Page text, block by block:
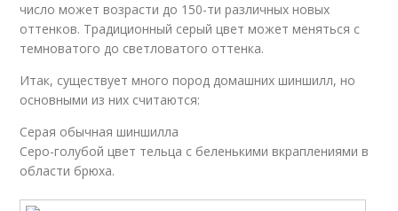
число может возрасти до 150-ти различных новых
оттенков. Традиционный серый цвет может меняться с
темноватого до светловатого оттенка.
Итак, существует много пород домашних шиншилл, но
основными из них считаются:
Серая обычная шиншилла
Серо-голубой цвет тельца с беленькими вкраплениями в
области брюха.